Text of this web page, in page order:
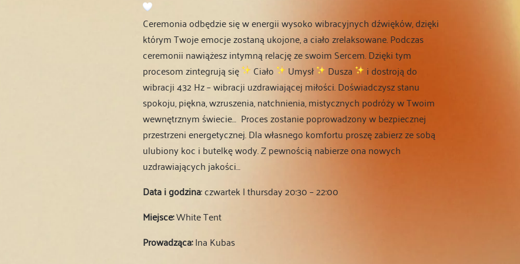
Ceremonia odbędzie się w energii wysoko wibracyjnych dźwięków, dzięki
którym Twoje emocje zostaną ukojone, a ciało zrelaksowane. Podczas
ceremonii nawiążesz intymną relację ze swoim Sercem. Dzięki tym
procesom zintegrują się
Ciało Umysł Dusza
i dostroją do
wibracji 432 Hz – wibracji uzdrawiającej miłości. Doświadczysz stanu
spokoju, piękna, wzruszenia, natchnienia, mistycznych podróży w Twoim
wewnętrznym świecie… Proces zostanie poprowadzony w bezpiecznej
przestrzeni energetycznej. Dla własnego komfortu proszę zabierz ze sobą
ulubiony koc i butelkę wody. Z pewnością nabierze ona nowych
uzdrawiających jakości…
Data i godzina: czwartek | thursday 20:30 – 22:00
Miejsce:White Tent
Prowadząca:Ina Kubas